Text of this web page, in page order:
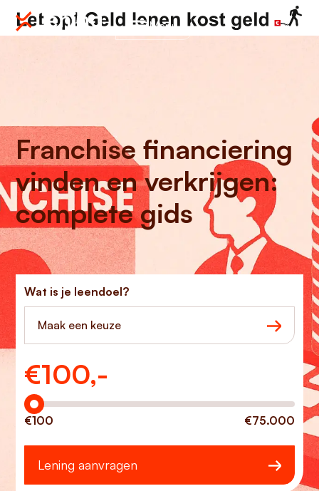
Menu
Franchise financiering
vinden en verkrijgen:
complete gids
Wat is je leendoel?
Maak een keuze
€100,-
Hoeveel wilt u lenen?
€100 €75.000
Lening aanvragen